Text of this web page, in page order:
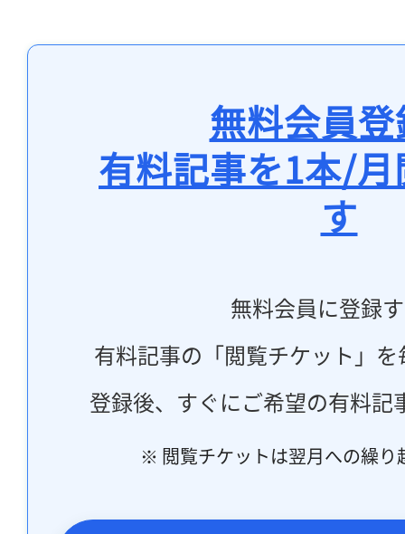
無料会員
有料記事を1本/
す
無料会員に登録
有料記事の「閲覧チケット」
登録後、すぐにご希望の有料記
※ 閲覧チケットは翌月への繰り